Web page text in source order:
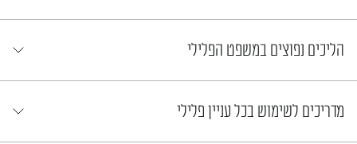
הליכים נפוצים במשפט הפלילי
מדריכים לשימוש בכל עניין פלילי